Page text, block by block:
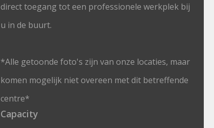
direct toegang tot een professionele werkplek bij
u in de buurt.
*Alle getoonde foto's zijn van onze locaties, maar
komen mogelijk niet overeen met dit betreffende
centre*
Capacity